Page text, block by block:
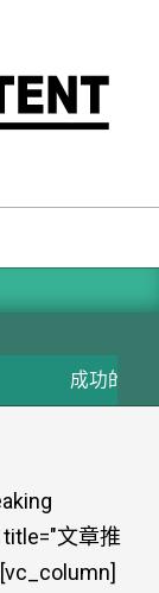
的關鍵在於相
文章推